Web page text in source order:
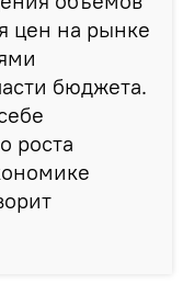
цен на рынке
бюджета.
роста